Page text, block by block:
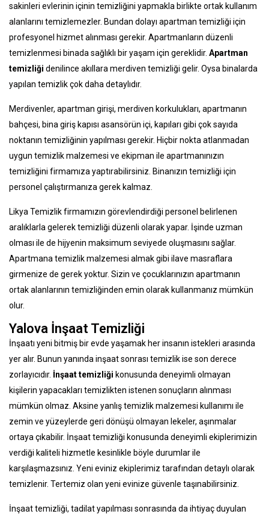
sakinleri evlerinin içinin temizliğini yapmakla birlikte ortak kullanım
alanlarını temizlemezler. Bundan dolayı apartman temizliği için
profesyonel hizmet alınması gerekir. Apartmanların düzenli
temizlenmesi binada sağlıklı bir yaşam için gereklidir. Apartman
temizliği denilince akıllara merdiven temizliği gelir. Oysa binalarda
yapılan temizlik çok daha detaylıdır.
Merdivenler, apartman girişi, merdiven korkulukları, apartmanın
bahçesi, bina giriş kapısı asansörün içi, kapıları gibi çok sayıda
noktanın temizliğinin yapılması gerekir. Hiçbir nokta atlanmadan
uygun temizlik malzemesi ve ekipman ile apartmanınızın
temizliğini firmamıza yaptırabilirsiniz. Binanızın temizliği için
personel çalıştırmanıza gerek kalmaz.
Likya Temizlik firmamızın görevlendirdiği personel belirlenen
aralıklarla gelerek temizliği düzenli olarak yapar. İşinde uzman
olması ile de hijyenin maksimum seviyede oluşmasını sağlar.
Apartmana temizlik malzemesi almak gibi ilave masraflara
girmenize de gerek yoktur. Sizin ve çocuklarınızın apartmanın
ortak alanlarının temizliğinden emin olarak kullanmanız mümkün
olur.
Yalova İnşaat Temizliği
İnşaatı yeni bitmiş bir evde yaşamak her insanın istekleri arasında
yer alır. Bunun yanında inşaat sonrası temizlik ise son derece
zorlayıcıdır. İnşaat temizliği konusunda deneyimli olmayan
kişilerin yapacakları temizlikten istenen sonuçların alınması
mümkün olmaz. Aksine yanlış temizlik malzemesi kullanımı ile
zemin ve yüzeylerde geri dönüşü olmayan lekeler, aşınmalar
ortaya çıkabilir. İnşaat temizliği konusunda deneyimli ekiplerimizin
verdiği kaliteli hizmetle kesinlikle böyle durumlar ile
karşılaşmazsınız. Yeni eviniz ekiplerimiz tarafından detaylı olarak
temizlenir. Tertemiz olan yeni evinize güvenle taşınabilirsiniz.
İnşaat temizliği, tadilat yapılması sonrasında da ihtiyaç duyulan